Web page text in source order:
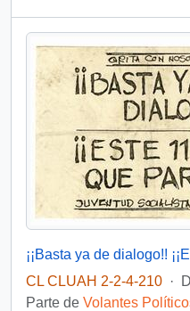
¡¡Basta ya de dialogo!!
CL CLUAH 2-2-4-210 ·
Parte de Volantes